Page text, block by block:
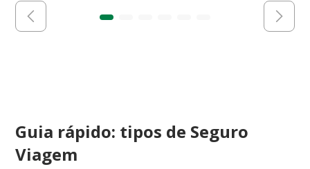
Guia rápido: tipos de Seguro
Viagem